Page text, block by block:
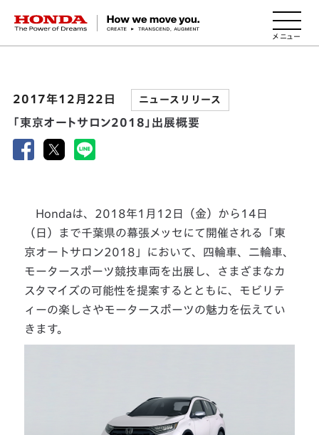
HONDA The Power of Dreams
2017年12月22日 ニュースリリース
「東京オートサロン2018」出展概要
Hondaは、2018年1月12日（金）から14日
（日）まで千葉県の幕張メッセにて開催される「東
京オートサロン2018」において、四輪車、二輪車、
モータースポーツ競技車両を出展し、さまざまなカ
スタマイズの可能性を提案するとともに、モビリテ
ィーの楽しさやモータースポーツの魅力を伝えてい
きます。